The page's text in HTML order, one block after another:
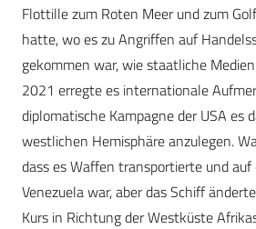
Flottille zum Roten Meer und zum
hatte, wo es zu Angriffen auf
gekommen war, wie staatliche
2021 erregte es internationale
diplomatische Kampagne der USA es
westlichen Hemisphäre anzulegen.
dass es Waffen transportierte und auf
Venezuela war, aber das Schiff
Kurs in Richtung der Westküste